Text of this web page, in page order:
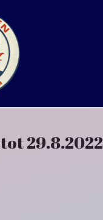
29.8.2022